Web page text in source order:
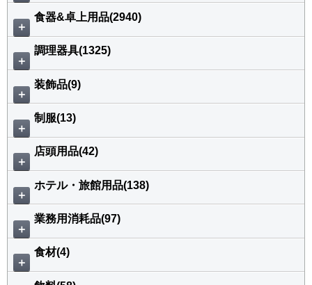
＋
食器&卓上用品(2940)
＋
調理器具(1325)
＋
装飾品(9)
＋
制服(13)
＋
店頭用品(42)
＋
ホテル・旅館用品(138)
＋
業務用消耗品(97)
＋
食材(4)